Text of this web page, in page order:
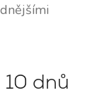
dnů